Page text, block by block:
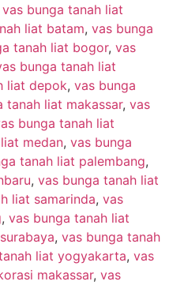
vas bunga tanah liat
liat batam, vas bunga
tanah liat bogor, vas
bunga tanah liat
liat depok, vas bunga
tanah liat makassar, vas
bunga tanah liat
medan, vas bunga
tanah liat palembang,
, vas bunga tanah liat
liat samarinda, vas
, vas bunga tanah liat
, vas bunga tanah
liat yogyakarta, vas
makassar, vas